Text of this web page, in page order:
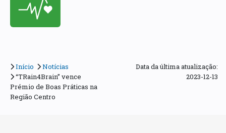
Início
Notícias
“TRain4Brain” vence
Prémio de Boas Práticas na
Região Centro
Data da última atualização:
2023-12-13